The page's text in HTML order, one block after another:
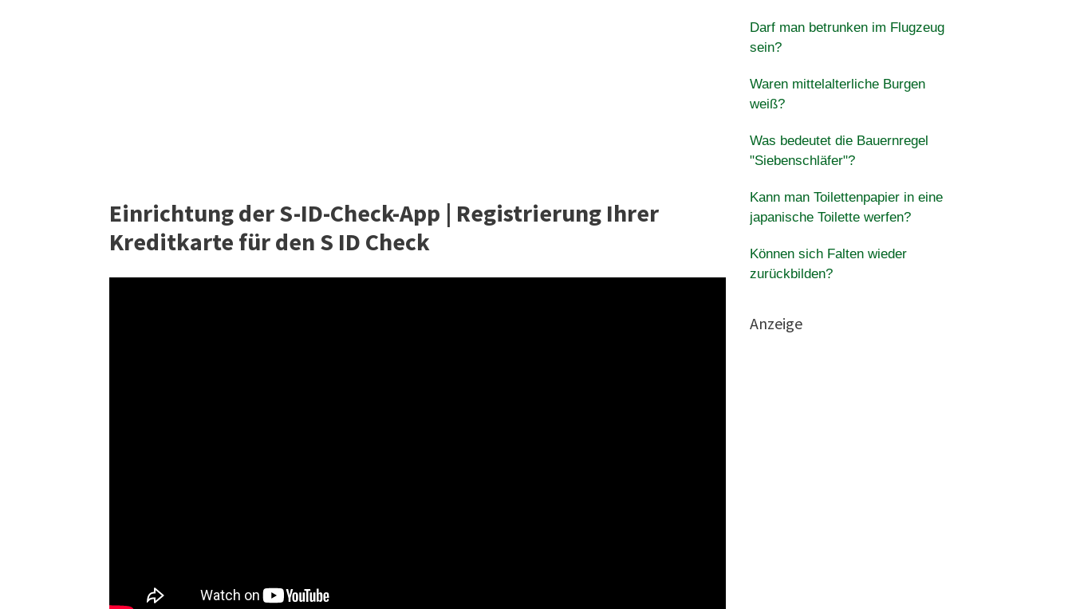
Einrichtung der S-ID-Check-App | Registrierung Ihrer
Kreditkarte für den S ID Check
Darf man betrunken im Flugzeug
sein?
Waren mittelalterliche Burgen
weiß?
Was bedeutet die Bauernregel
"Siebenschläfer"?
Kann man Toilettenpapier in eine
japanische Toilette werfen?
Können sich Falten wieder
zurückbilden?
Anzeige